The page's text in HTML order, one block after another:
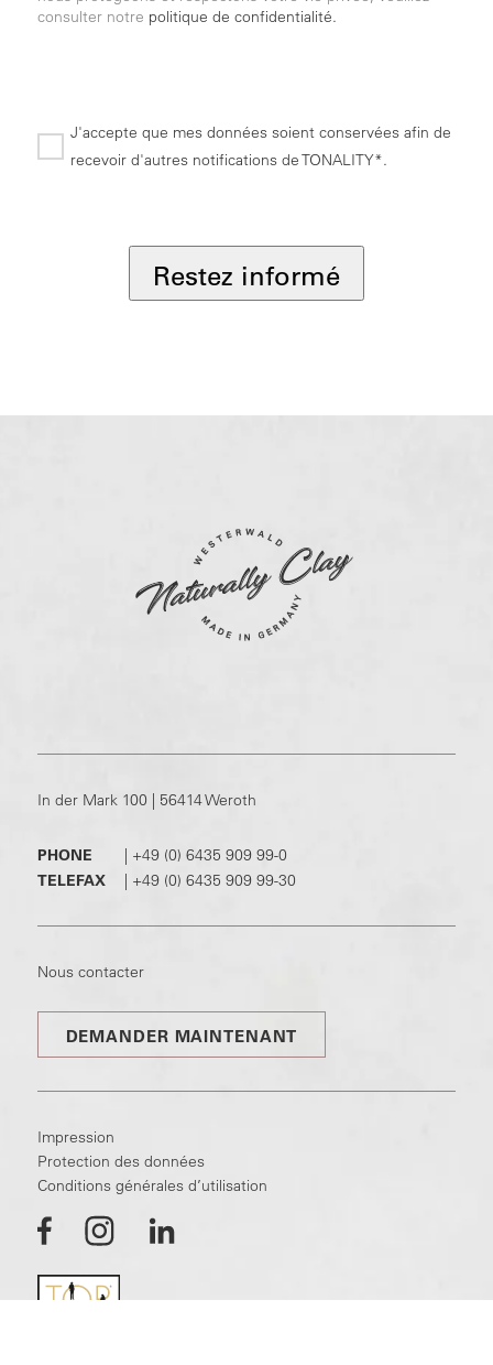
consulter notre politique de confidentialité.
J'accepte que mes données soient conservées afin de
recevoir d'autres notifications de TONALITY*.
Restez informé
In der Mark 100 | 56414 Weroth
PHONE | +49 (0) 6435 909 99-0
TELEFAX
| +49 (0) 6435 909 99-30
Nous contacter
DEMANDER MAINTENANT
Impression
Protection des données
Conditions générales d’utilisation